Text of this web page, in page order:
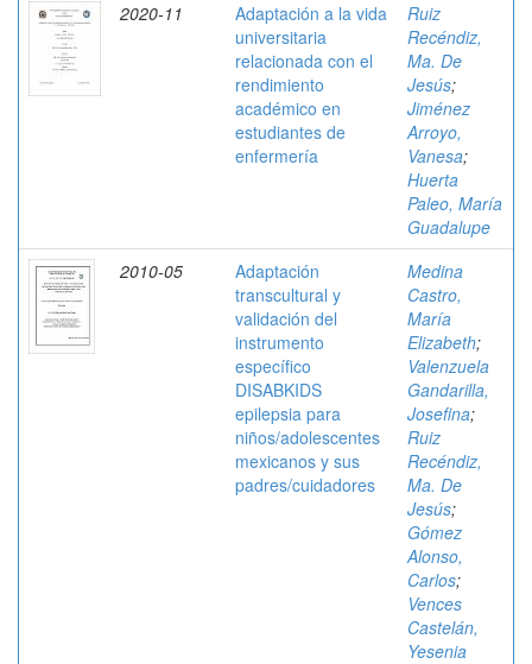
2020-11
Adaptación a la vida
universitaria
relacionada con el
rendimiento
académico en
estudiantes de
enfermería
Ruiz
Recéndiz,
Ma. De
Jesús;
Jiménez
Arroyo,
Vanesa;
Huerta
Paleo, María
Guadalupe
2010-05
Adaptación
transcultural y
validación del
instrumento
específico
DISABKIDS
epilepsia para
niños/adolescentes
mexicanos y sus
padres/cuidadores
Medina
Castro,
María
Elizabeth;
Valenzuela
Gandarilla,
Josefina;
Ruiz
Recéndiz,
Ma. De
Jesús;
Gómez
Alonso,
Carlos;
Vences
Castelán,
Yesenia